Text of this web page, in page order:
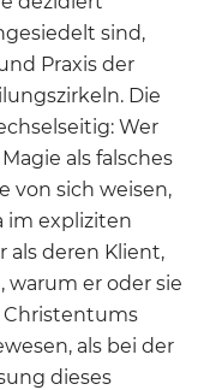
sind,
Praxis der
Die
Wer
als falsches
von sich weisen,
im expliziten
als deren Klient,
warum er oder sie
Christentums
als bei der
dieses